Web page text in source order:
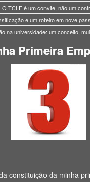
O TCLE é um convite, não um
e um roteiro em nove
na universidade: um conceito,
Primeira
constituição da minha